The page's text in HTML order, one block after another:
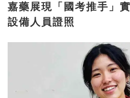
嘉藥展現「國考推手」實力 15人勇奪
設備人員證照